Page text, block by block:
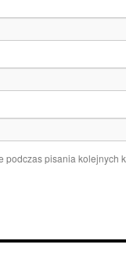
pisania kolejnych